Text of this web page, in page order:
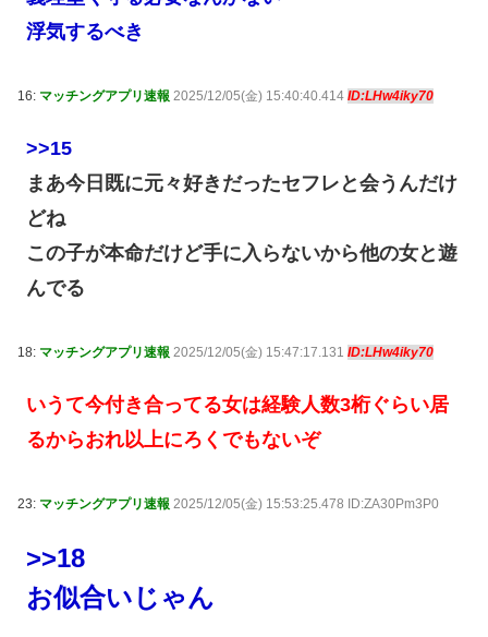
浮気するべき
16: マッチングアプリ速報 2025/12/05(金) 15:40:40.414 ID:LHw4iky70
>>15
まあ今日既に元々好きだったセフレと会うんだけ
どね
この子が本命だけど手に入らないから他の女と遊
んでる
18: マッチングアプリ速報 2025/12/05(金) 15:47:17.131 ID:LHw4iky70
いうて今付き合ってる女は経験人数3桁ぐらい居
るからおれ以上にろくでもないぞ
23: マッチングアプリ速報 2025/12/05(金) 15:53:25.478 ID:ZA30Pm3P0
>>18
お似合いじゃん